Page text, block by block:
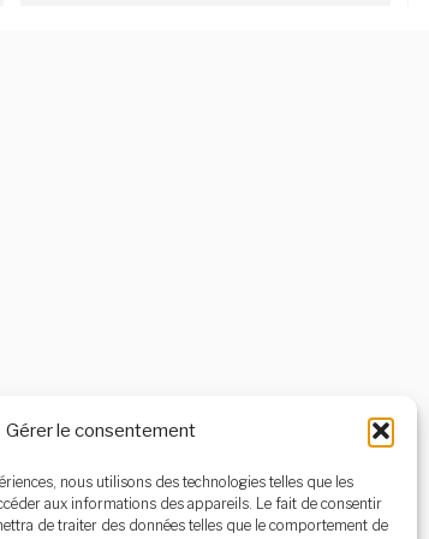
Gérer le consentement
nous utilisons des technologies telles que les
aux informations des appareils. Le fait de consentir
de traiter des données telles que le comportement de